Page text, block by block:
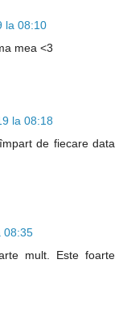
la 08:10
mea <3
la 08:18
de fiecare data
08:35
mult. Este foarte